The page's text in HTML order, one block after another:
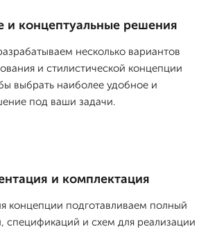
и концептуальные решения
несколько вариантов
и стилистической концепции
выбрать наиболее удобное и
под ваши задачи.
и комплектация
концепции подготавливаем полный
спецификаций и схем для реализации